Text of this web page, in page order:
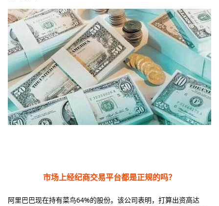
市场上经纪商交易平台都是正规的吗？
阿里巴巴现在持有菜鸟64%的股份。该公司表明，打算出资高达